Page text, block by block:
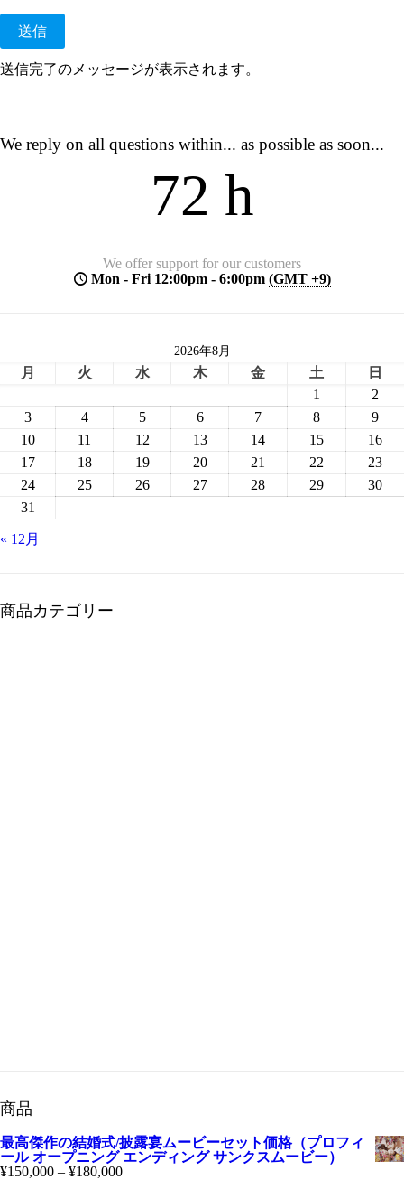
送信完了のメッセージが表示されます。
We reply on all questions within... as possible as soon...
72 h
We offer support for our customers
Mon - Fri 12:00pm - 6:00pm (GMT +9)
2026年8月
月 火 水 木 金 土
日
1
2
3
4 5 6 7 8
9
10
11 12 13 14 15
16
17
18 19 20 21 22
23
24
25 26 27 28 29
30
31
« 12月
商品カテゴリー
商品
最高傑作の結婚式/披露宴ムービーセット価格（プロフィ
ール オープニング エンディング サンクスムービー）
¥150,000 – ¥180,000